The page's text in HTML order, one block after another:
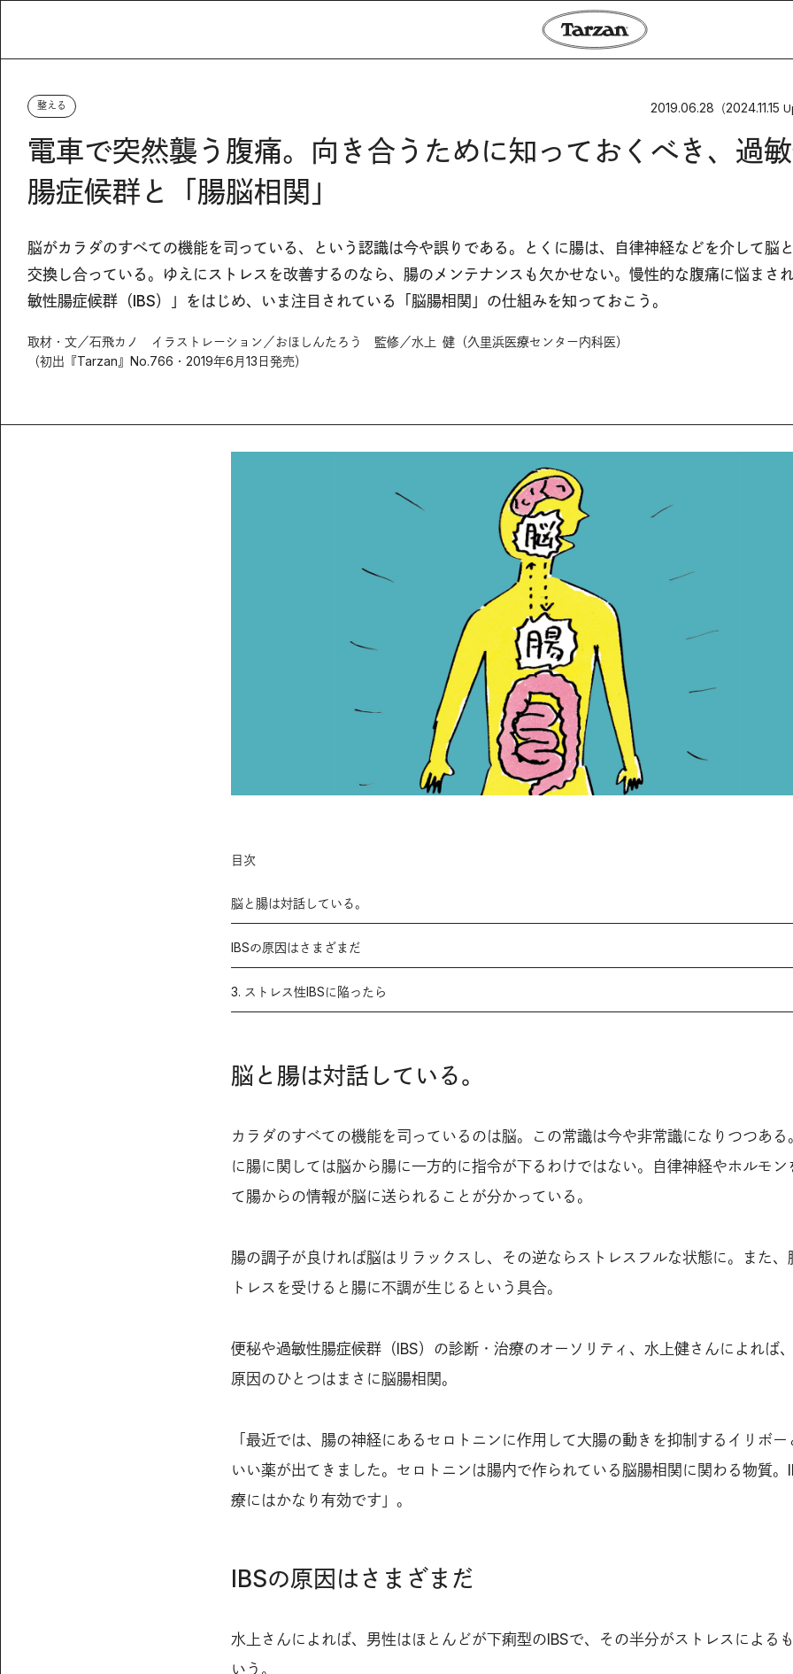
整える 2019.06.28 （2024.11.15
電車で突然襲う腹痛。向き合うために知っておくべき、過
腸症候群と「腸脳相関」
脳がカラダのすべての機能を司っている、という認識は今や誤りである。とくに腸は、自律神経などを介して脳
交換し合っている。ゆえにストレスを改善するのなら、腸のメンテナンスも欠かせない。慢性的な腹痛に悩まさ
敏性腸症候群（IBS）」をはじめ、いま注目されている「脳腸相関」の仕組みを知っておこう。
取材・文／石飛カノ イラストレーション／おほしんたろう 監修／水上 健（久里浜医療センター内科医）
（初出『Tarzan』No.766・2019年6月13日発売）
目次
脳と腸は対話している。
IBSの原因はさまざまだ
3. ストレス性IBSに陥ったら
脳と腸は対話している。
カラダのすべての機能を司っているのは脳。この常識は今や非常識になりつつある
に腸に関しては脳から腸に一方的に指令が下るわけではない。自律神経やホルモン
て腸からの情報が脳に送られることが分かっている。
腸の調子が良ければ脳はリラックスし、その逆ならストレスフルな状態に。また、
トレスを受けると腸に不調が生じるという具合。
便秘や過敏性腸症候群（IBS）の診断・治療のオーソリティ、水上健さんによれば
原因のひとつはまさに脳腸相関。
「最近では、腸の神経にあるセロトニンに作用して大腸の動きを抑制するイリボー
いい薬が出てきました。セロトニンは腸内で作られている脳腸相関に関わる物質。
療にはかなり有効です」。
IBSの原因はさまざまだ
水上さんによれば、男性はほとんどが下痢型のIBSで、その半分がストレスによる
いう。